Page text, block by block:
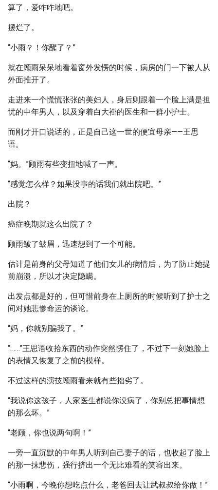
算了，爱咋咋地吧。
摆烂了。
“小雨？！你醒了？”
就在顾雨呆呆地看着窗外发愣的时候，病房的门一下被人从
外面推开了。
走进来一个慌慌张张的美妇人，身后则跟着一个脸上满是担
忧的中年男人，以及穿着白大褂的医生和一群小护士。
而刚才开口说话的，正是自己这一世的便宜母亲——王思
语。
“妈。”顾雨有些变扭地喊了一声。
“感觉怎么样？如果没事的话我们就出院吧。”
出院？
癌症晚期就这么出院了？
顾雨皱了皱眉，迅速想到了一个可能。
估计是前身的父母知道了他们女儿的病情后，为了防止她提
前崩溃，所以才决定隐瞒。
出发点都是好的，但可惜前身在上厕所的时候听到了护士之
间对她悲惨命运的谈论。
“妈，你就别骗我了。”
“……”王思语收拾东西的动作突然愣住了，不过下一刻她脸上
的表情又恢复了之前的模样。
不过这样的演技顾雨看来就有些拙劣了。
“我说你这孩子，人家医生都说你没病了，你别总把事情想
的那么坏。”
“老顾，你也说两句啊！”
一旁一直沉默的中年男人听到自己妻子的话，也收起了脸上
的那一抹悲伤，强行挤出一个无比难看的笑容出来。
“小雨啊，今晚你想吃点什么，老爸回去让武叔叔给你做！”